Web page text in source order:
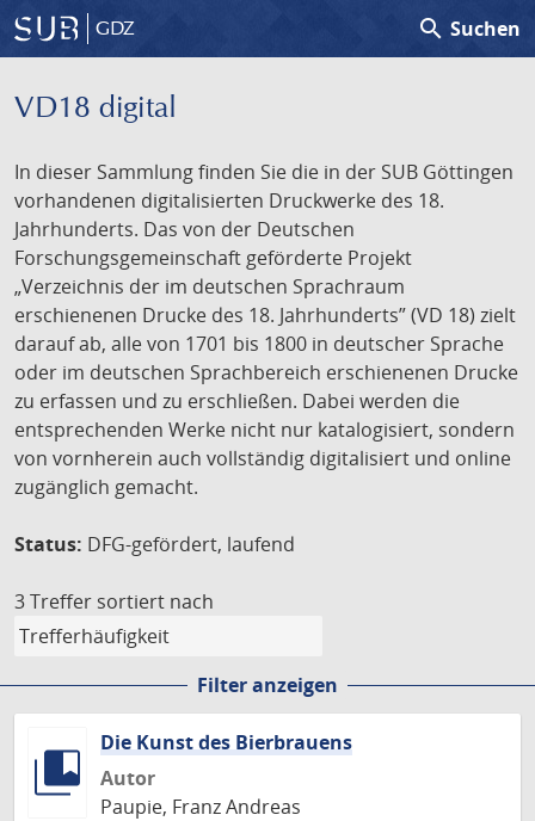
GDZ search Suchen
VD18 digital
In dieser Sammlung finden Sie die in der SUB Göttingen
vorhandenen digitalisierten Druckwerke des 18.
Jahrhunderts. Das von der Deutschen
Forschungsgemeinschaft geförderte Projekt
„Verzeichnis der im deutschen Sprachraum
erschienenen Drucke des 18. Jahrhunderts” (VD 18) zielt
darauf ab, alle von 1701 bis 1800 in deutscher Sprache
oder im deutschen Sprachbereich erschienenen Drucke
zu erfassen und zu erschließen. Dabei werden die
entsprechenden Werke nicht nur katalogisiert, sondern
von vornherein auch vollständig digitalisiert und online
zugänglich gemacht.
Status: DFG-gefördert, laufend
3 Treffer sortiert nach
Filter anzeigen
Die Kunst des Bierbrauens
Autor
Paupie, Franz Andreas